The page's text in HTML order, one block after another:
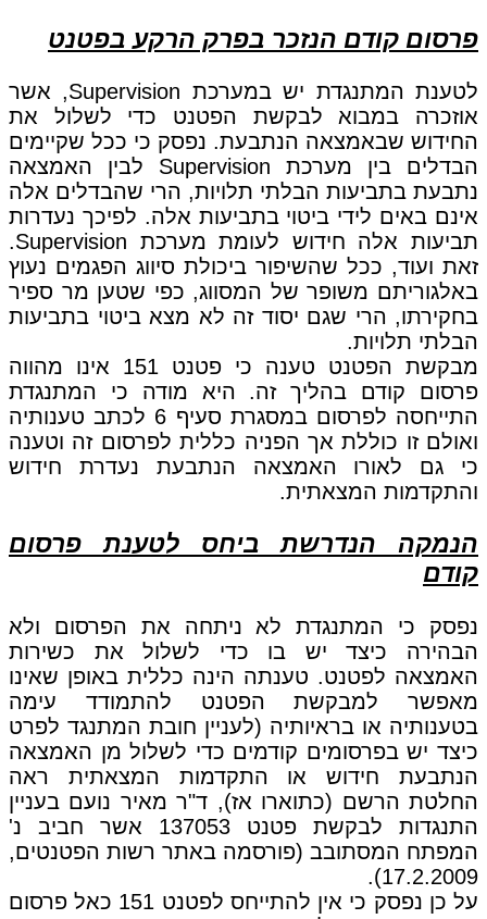
פרסום קודם הנזכר בפרק הרקע בפטנט
לטענת המתנגדת יש במערכת Supervision, אשר
אוזכרה במבוא לבקשת הפטנט כדי לשלול את
החידוש שבאמצאה הנתבעת. נפסק כי ככל שקיימים
הבדלים בין מערכת Supervision לבין האמצאה
נתבעת בתביעות הבלתי תלויות, הרי שהבדלים אלה
אינם באים לידי ביטוי בתביעות אלה. לפיכך נעדרות
תביעות אלה חידוש לעומת מערכת Supervision.
זאת ועוד, ככל שהשיפור ביכולת סיווג הפגמים נעוץ
באלגוריתם משופר של המסווג, כפי שטען מר ספיר
בחקירתו, הרי שגם יסוד זה לא מצא ביטוי בתביעות
הבלתי תלויות.
מבקשת הפטנט טענה כי פטנט 151 אינו מהווה
פרסום קודם בהליך זה. היא מודה כי המתנגדת
התייחסה לפרסום במסגרת סעיף 6 לכתב טענותיה
ואולם זו כוללת אך הפניה כללית לפרסום זה וטענה
כי גם לאורו האמצאה הנתבעת נעדרת חידוש
והתקדמות המצאתית.
הנמקה הנדרשת ביחס לטענת פרסום
קודם
נפסק כי המתנגדת לא ניתחה את הפרסום ולא
הבהירה כיצד יש בו כדי לשלול את כשירות
האמצאה לפטנט. טענתה הינה כללית באופן שאינו
מאפשר למבקשת הפטנט להתמודד עימה
בטענותיה או בראיותיה (לעניין חובת המתנגד לפרט
כיצד יש בפרסומים קודמים כדי לשלול מן האמצאה
הנתבעת חידוש או התקדמות המצאתית ראה
החלטת הרשם (כתוארו אז), ד"ר מאיר נועם בעניין
התנגדות לבקשת פטנט 137053 אשר חביב נ'
המפתח המסתובב (פורסמה באתר רשות הפטנטים,
17.2.2009).
על כן נפסק כי אין להתייחס לפטנט 151 כאל פרסום